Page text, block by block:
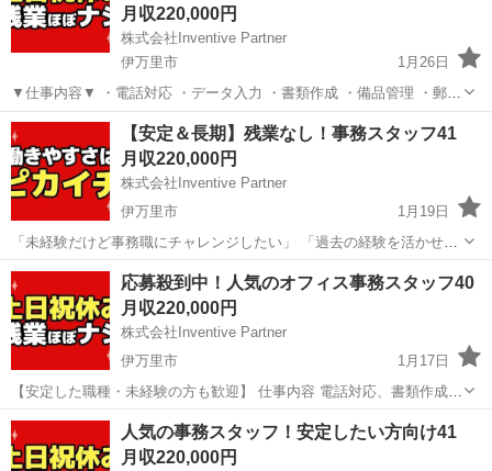
月収220,000円
株式会社Inventive Partner
伊万里市
1月26日
▼仕事内容▼ ・電話対応 ・データ入力 ・書類作成 ・備品管理 ・郵便
物の仕分け ・請求書作成 等 ▼勤務時間▼ 11:00～19:00 残業は月平
均10-15時間程度です ▼給与▼ 月給...
佐賀 伊万里市 一般事務 社会保険
【安定＆長期】残業なし！事務スタッフ41
月収220,000円
株式会社Inventive Partner
伊万里市
1月19日
「未経験だけど事務職にチャレンジしたい」 「過去の経験を活かせる
仕事を探している」 「プライベート時間も大切にしたい」等 希望のお
仕事条件もしっかりとお伝えください 仕事内容 ・電話対応 ・データ
入力 ・書...
佐賀 伊万里市 一般事務 事務職
応募殺到中！人気のオフィス事務スタッフ40
月収220,000円
株式会社Inventive Partner
伊万里市
1月17日
【安定した職種・未経験の方も歓迎】 仕事内容 電話対応、書類作成等
の事務全般 (請求書、郵便局の仕分け、備品管理、報告書等) 時期によ
りメイン業務は異なります！ まずは1年を通して、仕事の流れやメイ
ン業務を教え...
佐賀 伊万里市 一般事務
人気の事務スタッフ！安定したい方向け41
月収220,000円